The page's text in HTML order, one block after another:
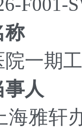
期工
人
雅轩办